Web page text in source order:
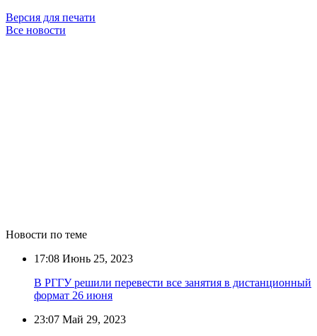
Версия для печати
Все новости
Новости по теме
17:08 Июнь 25, 2023
В РГГУ решили перевести все занятия в дистанционный
формат 26 июня
23:07 Май 29, 2023